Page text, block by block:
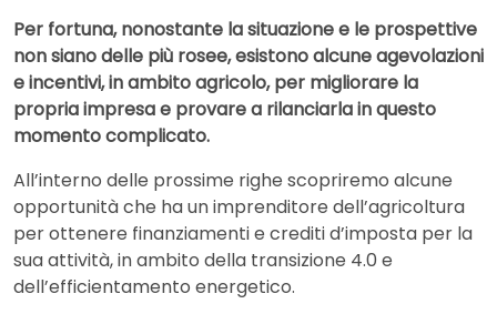
Per fortuna, nonostante la situazione e le prospettive
non siano delle più rosee, esistono alcune agevolazioni
e incentivi, in ambito agricolo, per migliorare la
propria impresa e provare a rilanciarla in questo
momento complicato.
All’interno delle prossime righe scopriremo alcune
opportunità che ha un imprenditore dell’agricoltura
per ottenere finanziamenti e crediti d’imposta per la
sua attività, in ambito della transizione 4.0 e
dell’efficientamento energetico.